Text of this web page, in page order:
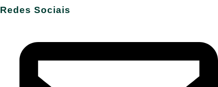
Redes Sociais